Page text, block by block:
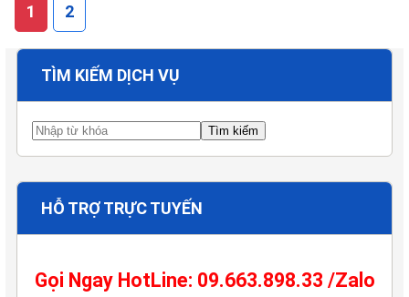
1 2
TÌM KIẾM DỊCH VỤ
HỖ TRỢ TRỰC TUYẾN
Gọi Ngay HotLine: 09.663.898.33 /Zalo